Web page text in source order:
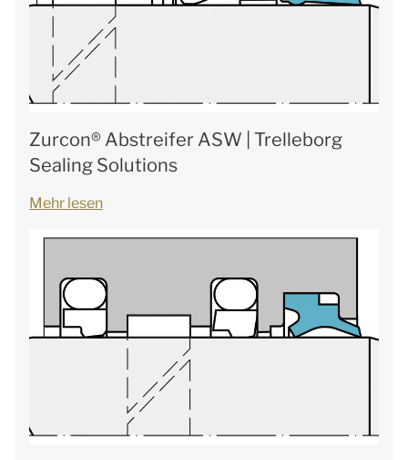
Zurcon® Abstreifer ASW | Trelleborg
Sealing Solutions
Mehr lesen